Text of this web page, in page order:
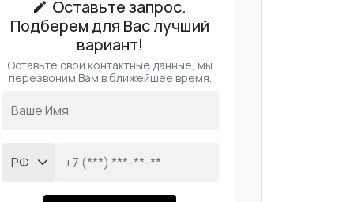
Оставьте запрос.
Подберем для Вас лучший
вариант!
Оставьте свои контактные данные, мы
перезвоним Вам в ближейшее время.